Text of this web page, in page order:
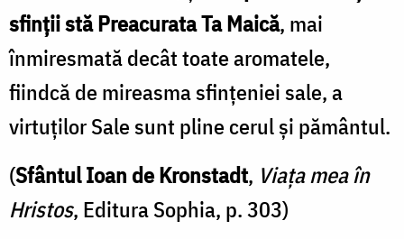
sfinţii stă Preacurata Ta Maică, mai
înmiresmată decât toate aromatele,
fiindcă de mireasma sfinţeniei sale, a
virtuţilor Sale sunt pline cerul şi pământul.
(Sfântul Ioan de Kronstadt, Viața mea în
Hristos, Editura Sophia, p. 303)